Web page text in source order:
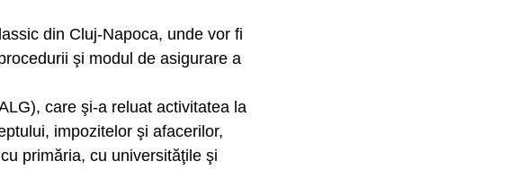
din Cluj-Napoca, unde vor fi
şi modul de asigurare a
care şi-a reluat activitatea la
impozitelor şi afacerilor,
primăria, cu universităţile şi